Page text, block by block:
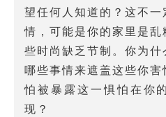
望任何人知道的？这不
情，可能是你的家里是
些时尚缺乏节制。你为
哪些事情来遮盖这些你
怕被暴露这一惧怕在你
现？